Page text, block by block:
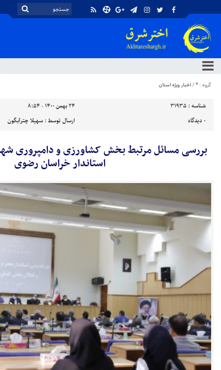
گروه : *
/اخبار ویژه استان
شناسه : 31935
۲۴ بهمن ۱۴۰۰ - ۸:۵۴
۰ دیدگاه ارسال توسط : سهیلا چترآبگون
بررسی مسائل مرتبط بخش کشاورزی و دامپروری
استاندار خراسان رضوی